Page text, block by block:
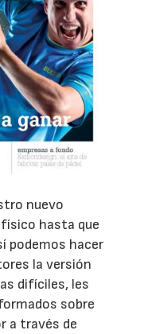
nuevo
hasta que
podemos hacer
la versión
difíciles, les
sobre
a través de